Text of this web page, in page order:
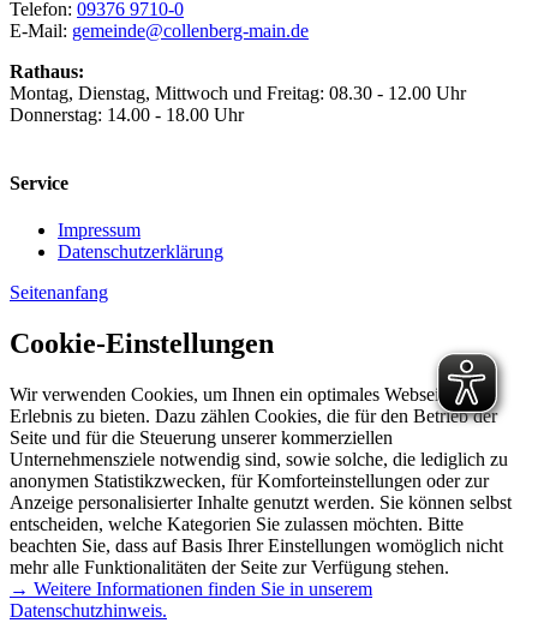
Telefon: 09376 9710-0
E-Mail: gemeinde@collenberg-main.de
Rathaus:
Montag, Dienstag, Mittwoch und Freitag: 08.30 - 12.00 Uhr
Donnerstag: 14.00 - 18.00 Uhr
Service
Impressum
Datenschutzerklärung
Seitenanfang
Cookie-Einstellungen
Wir verwenden Cookies, um Ihnen ein optimales Webseiten-
Erlebnis zu bieten. Dazu zählen Cookies, die für den Betrieb der
Seite und für die Steuerung unserer kommerziellen
Unternehmensziele notwendig sind, sowie solche, die lediglich zu
anonymen Statistikzwecken, für Komforteinstellungen oder zur
Anzeige personalisierter Inhalte genutzt werden. Sie können selbst
entscheiden, welche Kategorien Sie zulassen möchten. Bitte
beachten Sie, dass auf Basis Ihrer Einstellungen womöglich nicht
mehr alle Funktionalitäten der Seite zur Verfügung stehen.
→ Weitere Informationen finden Sie in unserem
Datenschutzhinweis.